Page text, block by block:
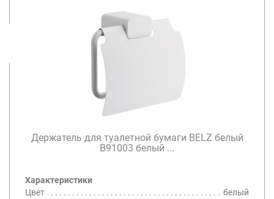
Держатель для туалетной бумаги BELZ белый
B91003 белый ...
Характеристики
Цвет
белый